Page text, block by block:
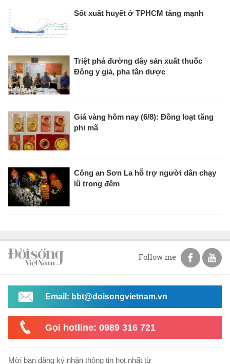
Sốt xuất huyết ở TPHCM tăng mạnh
Triệt phá đường dây sản xuất thuốc
Đông y giả, pha tân dược
Giá vàng hôm nay (6/8): Đồng loạt tăng
phi mã
Công an Sơn La hỗ trợ người dân chạy
lũ trong đêm
Follow me
Email: bbt@doisongvietnam.vn
Gọi hotline: 0989 316 721
Mời bạn đăng ký nhận thông tin hot nhất từ